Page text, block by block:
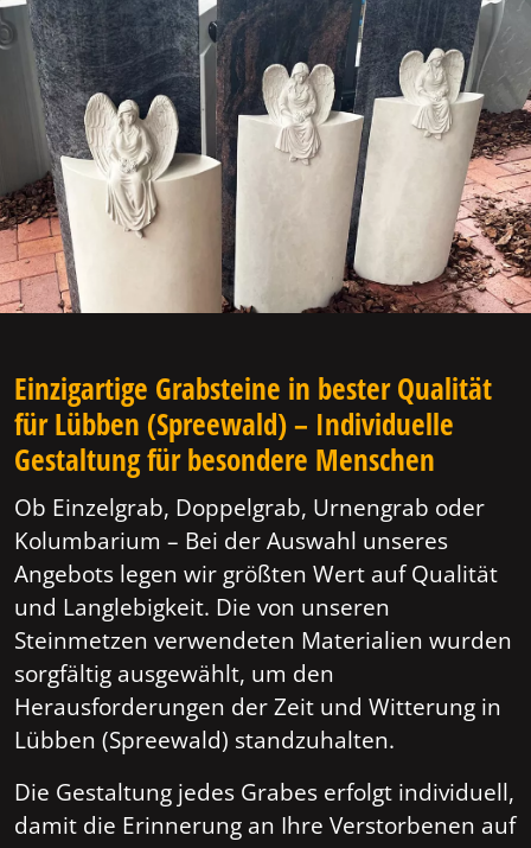
Einzigartige Grabsteine in bester Qualität
für Lübben (Spreewald) – Individuelle
Gestaltung für besondere Menschen
Ob Einzelgrab, Doppelgrab, Urnengrab oder
Kolumbarium – Bei der Auswahl unseres
Angebots legen wir größten Wert auf Qualität
und Langlebigkeit. Die von unseren
Steinmetzen verwendeten Materialien wurden
sorgfältig ausgewählt, um den
Herausforderungen der Zeit und Witterung in
Lübben (Spreewald) standzuhalten.
Die Gestaltung jedes Grabes erfolgt individuell,
damit die Erinnerung an Ihre Verstorbenen auf